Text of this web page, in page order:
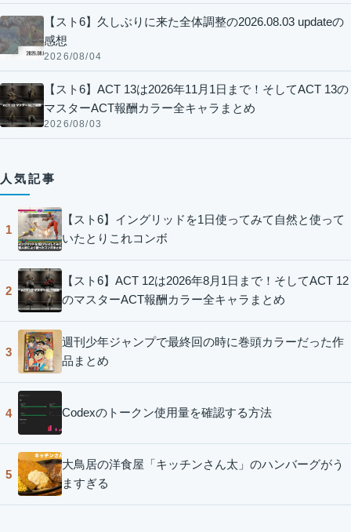
【スト6】久しぶりに来た全体調整の2026.08.03 updateの
感想
2026/08/04
【スト6】ACT 13は2026年11月1日まで！そしてACT 13の
マスターACT報酬カラー全キャラまとめ
2026/08/03
人気記事
1
【スト6】イングリッドを1日使ってみて自然と使って
いたとりこれコンボ
2
【スト6】ACT 12は2026年8月1日まで！そしてACT 12
のマスターACT報酬カラー全キャラまとめ
3
週刊少年ジャンプで最終回の時に巻頭カラーだった作
品まとめ
4 Codexのトークン使用量を確認する方法
5
大鳥居の洋食屋「キッチンさん太」のハンバーグがう
ますぎる